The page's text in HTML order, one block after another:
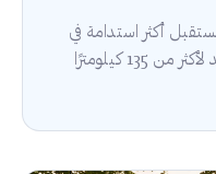
أكثر استدامة في
مدينة الرياض، عبر شريان أخضر يمتد لأكثر من 135 كيلومترًا